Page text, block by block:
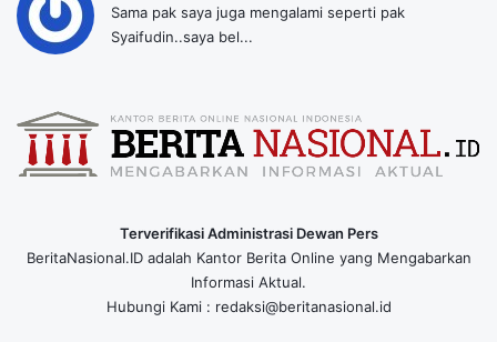
Sama pak saya juga mengalami seperti pak
Syaifudin..saya bel...
Terverifikasi Administrasi Dewan Pers
BeritaNasional.ID adalah Kantor Berita Online yang Mengabarkan
Informasi Aktual.
Hubungi Kami : redaksi@beritanasional.id